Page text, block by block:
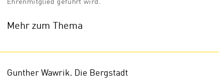
Ehrenmitglied geführt wird.
Mehr zum Thema
Gunther Wawrik. Die Bergstadt